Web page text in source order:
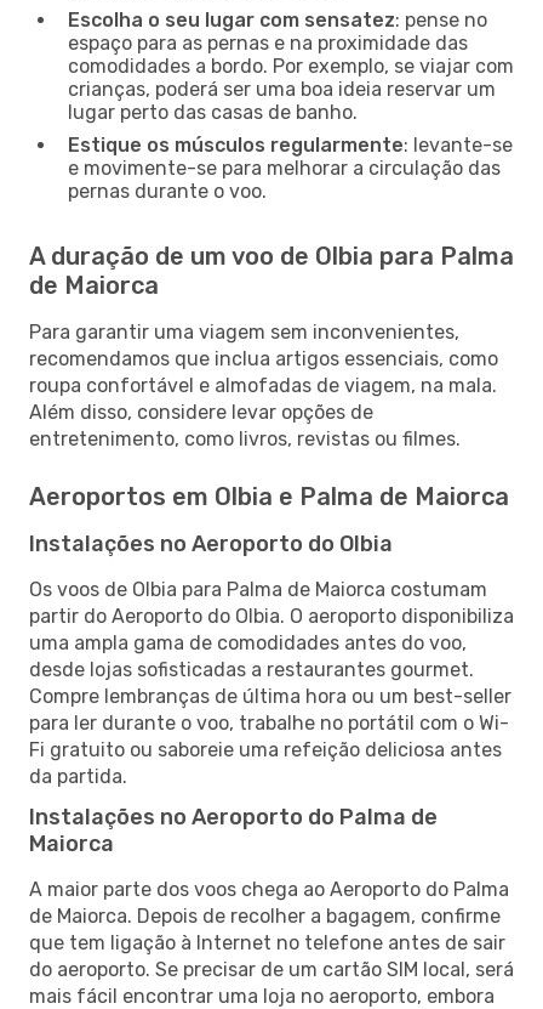
Escolha o seu lugar com sensatez: pense no
espaço para as pernas e na proximidade das
comodidades a bordo. Por exemplo, se viajar com
crianças, poderá ser uma boa ideia reservar um
lugar perto das casas de banho.
Estique os músculos regularmente: levante-se
e movimente-se para melhorar a circulação das
pernas durante o voo.
A duração de um voo de Olbia para Palma
de Maiorca
Para garantir uma viagem sem inconvenientes,
recomendamos que inclua artigos essenciais, como
roupa confortável e almofadas de viagem, na mala.
Além disso, considere levar opções de
entretenimento, como livros, revistas ou filmes.
Aeroportos em Olbia e Palma de Maiorca
Instalações no Aeroporto do Olbia
Os voos de Olbia para Palma de Maiorca costumam
partir do Aeroporto do Olbia. O aeroporto disponibiliza
uma ampla gama de comodidades antes do voo,
desde lojas sofisticadas a restaurantes gourmet.
Compre lembranças de última hora ou um best-seller
para ler durante o voo, trabalhe no portátil com o Wi-
Fi gratuito ou saboreie uma refeição deliciosa antes
da partida.
Instalações no Aeroporto do Palma de
Maiorca
A maior parte dos voos chega ao Aeroporto do Palma
de Maiorca. Depois de recolher a bagagem, confirme
que tem ligação à Internet no telefone antes de sair
do aeroporto. Se precisar de um cartão SIM local, será
mais fácil encontrar uma loja no aeroporto, embora